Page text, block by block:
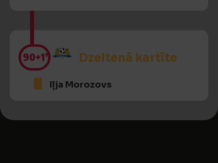
90+1’ Dzeltenā kartīte
Iļja Morozovs